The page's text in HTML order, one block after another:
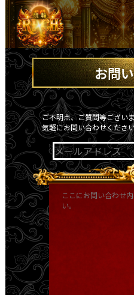
お問
ご不明点、ご質問等ござい
気軽にお問い合わせくださ